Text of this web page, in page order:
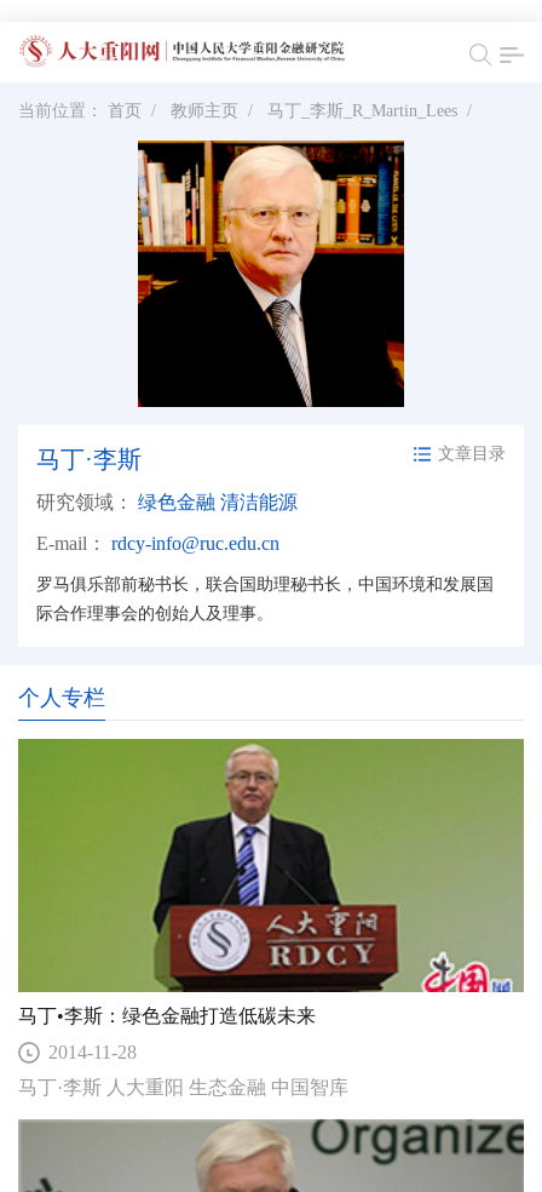
当前位置： 首页 / 教师主页 / 马丁_李斯_R_Martin_Lees /
马丁·李斯 文章目录
研究领域： 绿色金融 清洁能源
E-mail： rdcy-info@ruc.edu.cn
罗马俱乐部前秘书长，联合国助理秘书长，中国环境和发展国
际合作理事会的创始人及理事。
个人专栏
马丁•李斯：绿色金融打造低碳未来
2014-11-28
马丁·李斯 人大重阳 生态金融 中国智库